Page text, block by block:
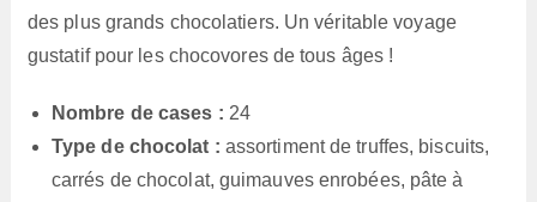
des plus grands chocolatiers. Un véritable voyage
gustatif pour les chocovores de tous âges !
Nombre de cases : 24
Type de chocolat : assortiment de truffes, biscuits,
carrés de chocolat, guimauves enrobées, pâte à